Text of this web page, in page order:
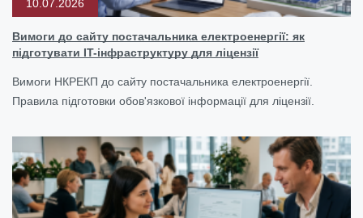
10.07.2026
Вимоги до сайту постачальника електроенергії: як
підготувати IT-інфраструктуру для ліцензії
Вимоги НКРЕКП до сайту постачальника електроенергії.
Правила підготовки обов'язкової інформації для ліцензії.